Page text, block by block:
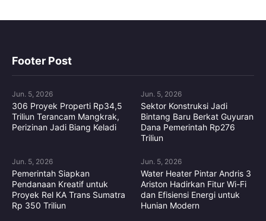
Footer Post
Jun. 5, 2026
306 Proyek Properti Rp34,5
Triliun Terancam Mangkrak,
Perizinan Jadi Biang Keladi
Jun. 5, 2026
Sektor Konstruksi Jadi
Bintang Baru Berkat Guyuran
Dana Pemerintah Rp276
Triliun
Jun. 5, 2026
Pemerintah Siapkan
Pendanaan Kreatif untuk
Proyek Rel KA Trans Sumatra
Rp 350 Triliun
Jun. 5, 2026
Water Heater Pintar Andris 3
Ariston Hadirkan Fitur Wi-Fi
dan Efisiensi Energi untuk
Hunian Modern